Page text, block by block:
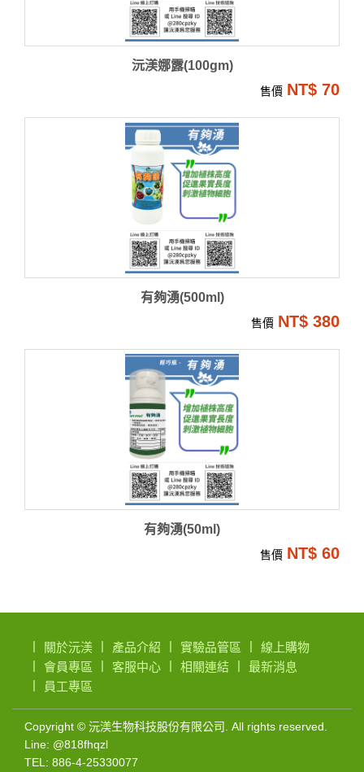
沅渼娜露(100gm)
售價 NT$ 70
有夠湧(500ml)
售價 NT$ 380
有夠湧(50ml)
售價 NT$ 60
關於沅渼 產品介紹 實驗品管區
線上購物
會員專區
客服中心 相關連結
最新消息
員工專區
微
生
Copyright © 沅渼生物科技股份有限公司. All rights reserved.
Line: @818fhqzl
TEL: 886-4-25330077